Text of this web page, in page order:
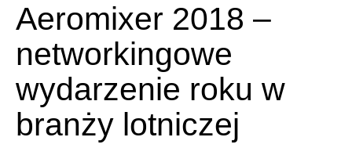
Aeromixer 2018 –
networkingowe
wydarzenie roku w
branży lotniczej